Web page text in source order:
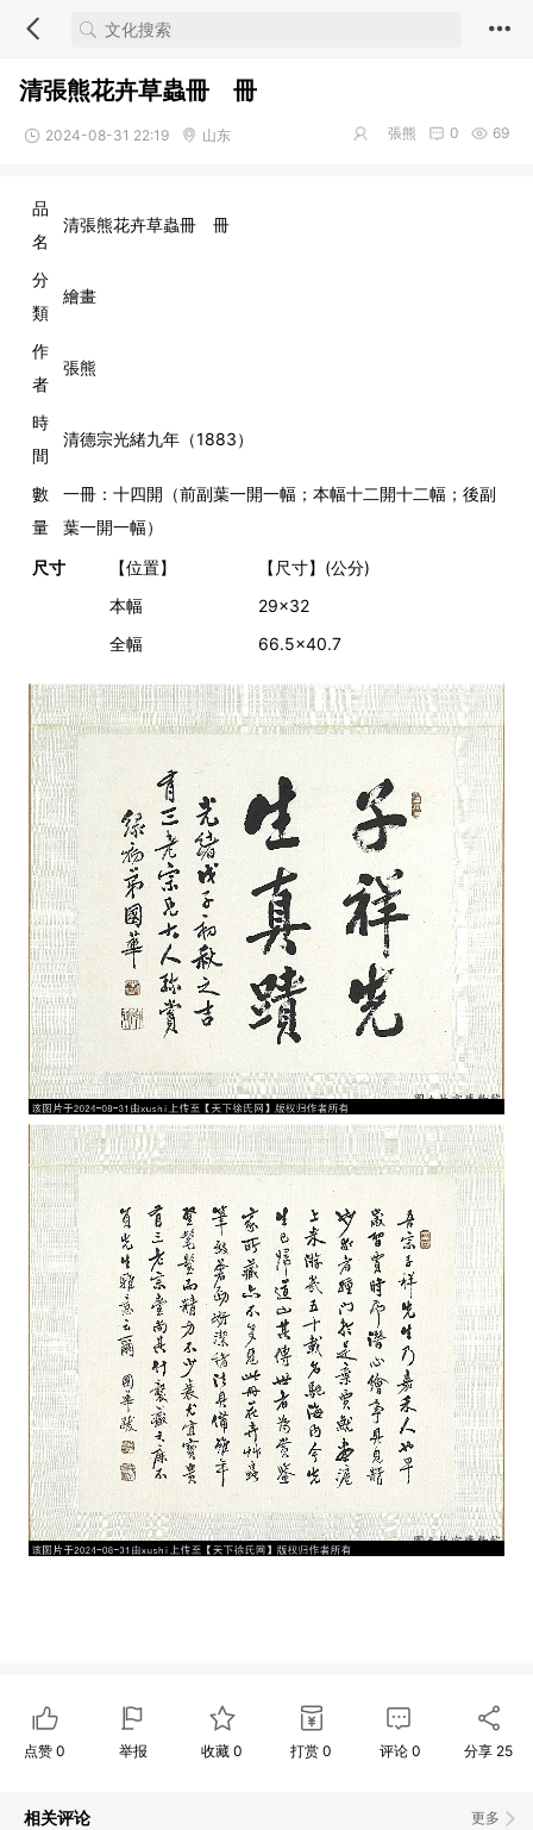
清張熊花卉草蟲冊 冊
2024-08-31 22:19 山东 69
0
張熊
品
名
清張熊花卉草蟲冊 冊
分
類
繪畫
作
者
張熊
時
間
清德宗光緒九年（1883）
數
量
一冊：十四開（前副葉一開一幅；本幅十二開十二幅；後副
葉一開一幅）
尺寸
【位置】
【尺寸】(公分)
本幅
29x32
全幅
66.5x40.7
点赞 0 举报 收藏0 打赏 0 评论 0 分享 25
更多
相关评论